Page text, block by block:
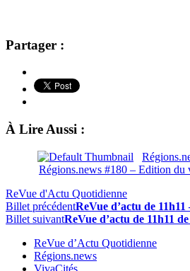
Partager :
À Lire Aussi :
Régions.news #180 – Edition du
ReVue d'Actu Quotidienne
Billet précédentReVue d’actu de
Billet suivantReVue d’actu de 11h11
ReVue d’Actu Quotidienne
Régions.news
VivaCités